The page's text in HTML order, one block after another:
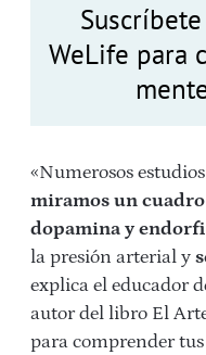
WeLife para
«Numerosos
miramos un
dopamina y
la presión arterial y
explica el educador
autor del libro El
para comprender tus